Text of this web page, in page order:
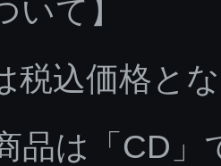
いて】
税込価格と
品は「CD